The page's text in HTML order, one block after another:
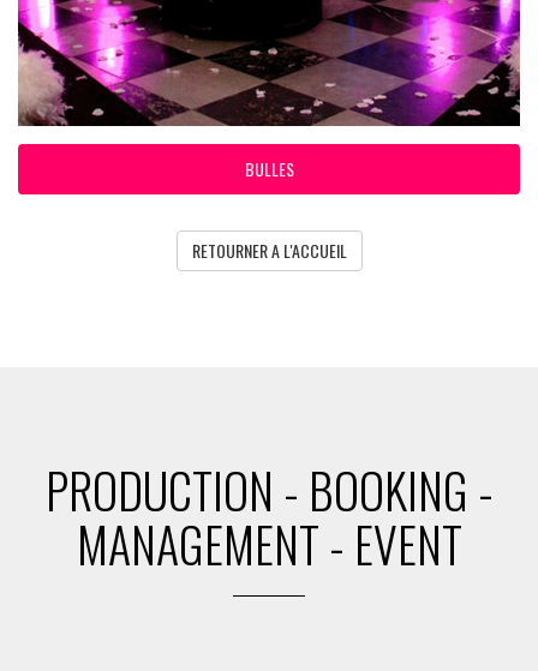
BULLES
RETOURNER A L'ACCUEIL
PRODUCTION - BOOKING -
MANAGEMENT - EVENT